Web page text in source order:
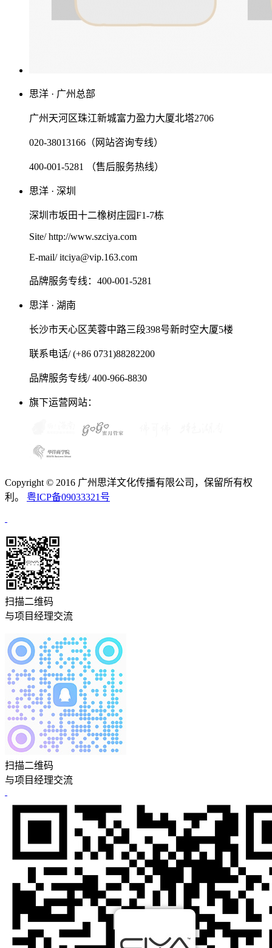
思洋 · 广州总部
广州天河区珠江新城富力盈力大厦北塔2706
020-38013166（网站咨询专线）
400-001-5281 （售后服务热线）
思洋 · 深圳
深圳市坂田十二橡树庄园F1-7栋
Site/ http://www.szciya.com
E-mail/ itciya@vip.163.com
品牌服务专线：400-001-5281
思洋 · 湖南
长沙市天心区芙蓉中路三段398号新时空大厦5楼
联系电话/ (+86 0731)88282200
品牌服务专线/ 400-966-8830
旗下运营网站：
Copyright © 2016 广州思洋文化传播有限公司，保留所有权
利。 粤ICP备09033321号
扫描二维码
与项目经理交流
扫描二维码
与项目经理交流